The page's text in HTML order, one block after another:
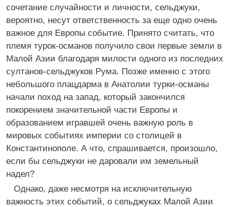
сочетание случайности и личности, сельджуки,
вероятно, несут ответственность за еще одно очень
важное для Европы событие. Принято считать, что
племя турок-османов получило свои первые земли в
Малой Азии благодаря милости одного из последних
султанов-сельджуков Рума. Позже именно с этого
небольшого плацдарма в Анатолии турки-османы
начали поход на запад, который закончился
покорением значительной части Европы и
образованием игравшей очень важную роль в
мировых событиях империи со столицей в
Константинополе. А что, спрашивается, произошло,
если бы сельджуки не даровали им земельный
надел?
Однако, даже несмотря на исключительную
важность этих событий, о сельджуках Малой Азии